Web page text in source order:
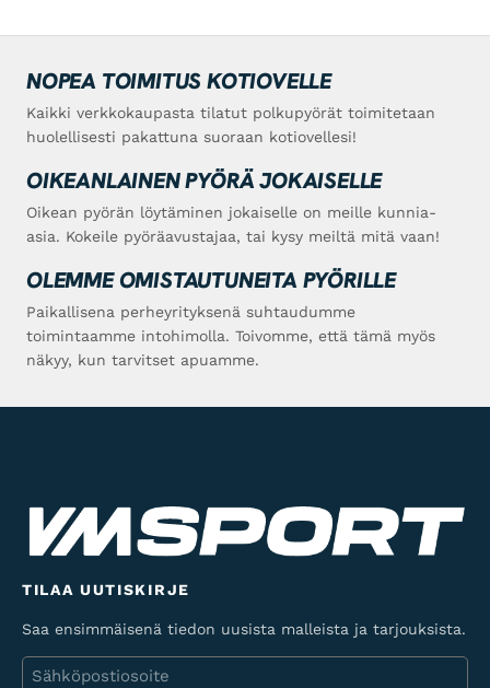
NOPEA TOIMITUS KOTIOVELLE
Kaikki verkkokaupasta tilatut polkupyörät toimitetaan
huolellisesti pakattuna suoraan kotiovellesi!
OIKEANLAINEN PYÖRÄ JOKAISELLE
Oikean pyörän löytäminen jokaiselle on meille kunnia-
asia. Kokeile pyöräavustajaa, tai kysy meiltä mitä vaan!
OLEMME OMISTAUTUNEITA PYÖRILLE
Paikallisena perheyrityksenä suhtaudumme
toimintaamme intohimolla. Toivomme, että tämä myös
näkyy, kun tarvitset apuamme.
TILAA UUTISKIRJE
Saa ensimmäisenä tiedon uusista malleista ja tarjouksista.
Sähköposti